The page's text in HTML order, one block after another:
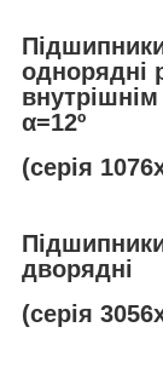
однорядні
α=12º
(серія
дворядні
(серія